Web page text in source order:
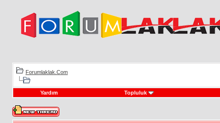
Forumlaklak.Com
Yardım Topluluk